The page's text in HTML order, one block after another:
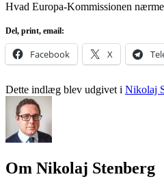
Hvad Europa-Kommissionen
Del, print, email:
Facebook X
Dette indlæg blev udgivet i Nikolaj
Om Nikolaj Stenberg